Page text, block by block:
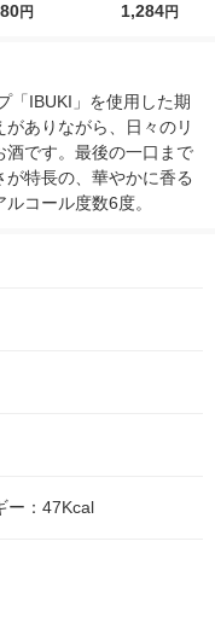
つぼし 無洗米 5k
円
ウ） by
1,284円
「IBUKI」を使用した期
ありながら、日々のリ
酒です。最後の一口まで
特長の、華やかに香る
コール度数6度。
ー：47Kcal